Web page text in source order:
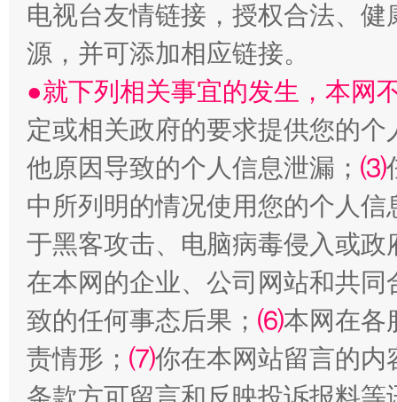
站台名比不上好声名
漫山遍野的桃花与雪山、麦地、白藏房 除
电视台友情链接，授权合法、
源，并可添加相应链接。
●就下列相关事宜的发生，本网
定或相关政府的要求提供您的个
他原因导致的个人信息泄漏； ⑶
中所列明的情况使用您的个人
于黑客攻击、电脑病毒侵入或
在本网的企业、公司网站和共
致的任何事态后果； ⑹本网在各
责情形； ⑺你在本网站留言的内